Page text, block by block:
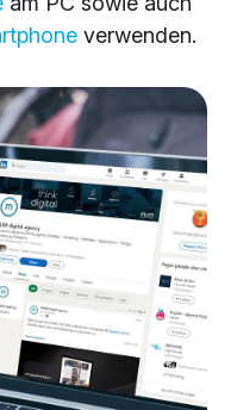
verwenden.